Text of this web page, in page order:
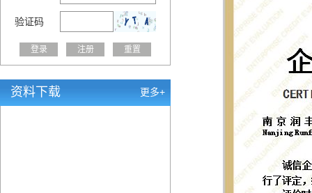
验证码
资料下载 更多+